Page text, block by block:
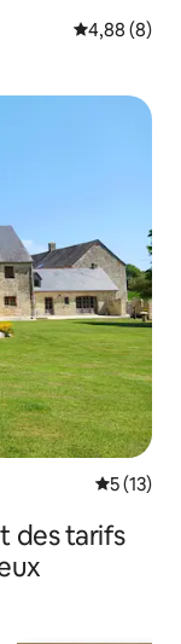
Évaluation
4,88 (8)
5 (13)
des tarifs